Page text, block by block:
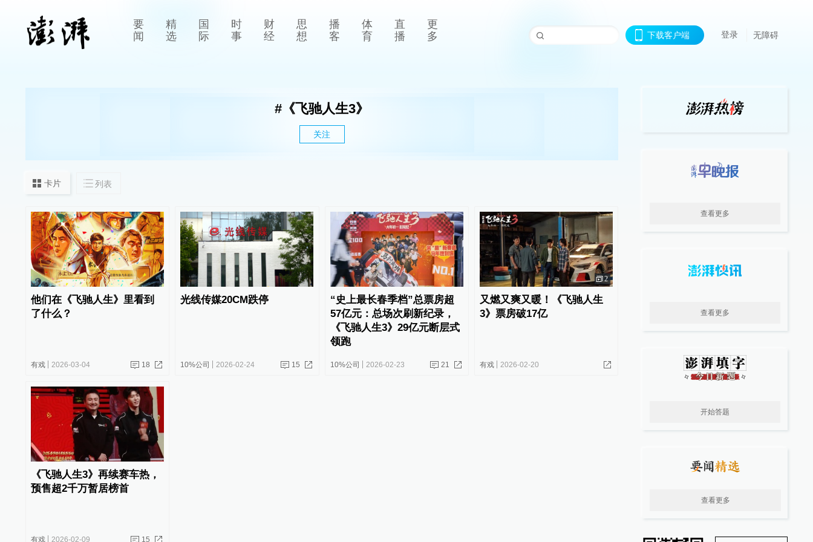
要
闻
精
选
国
际
时
事
财
经
思
想
播
客
体
育
直
播
更
多
下载客户端 登录 无障碍
# 《飞驰人生3》
关注
卡片 列表
他们在《飞驰人生》里看到
了什么？
有戏 2026-03-04 18
光线传媒20CM跌停
10%公司 2026-02-24 15
“史上最长春季档”总票房超
57亿元：总场次刷新纪录，
《飞驰人生3》29亿元断层式
领跑
10%公司 2026-02-23 21
2
又燃又爽又暖！《飞驰人生
3》票房破17亿
有戏 2026-02-20
《飞驰人生3》再续赛车热，
预售超2千万暂居榜首
有戏 2026-02-09 15
查看更多
查看更多
开始答题
查看更多